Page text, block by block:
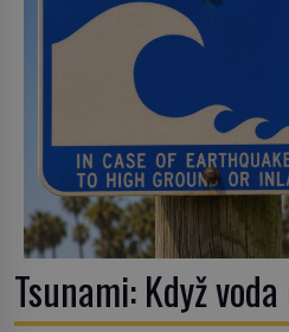
Tsunami: Když